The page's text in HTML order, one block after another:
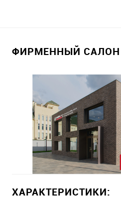
ФИРМЕННЫЙ САЛОН
ХАРАКТЕРИСТИКИ: